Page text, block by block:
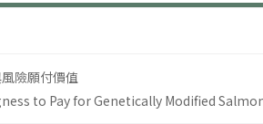
險願付價值
to Pay for Genetically Modified